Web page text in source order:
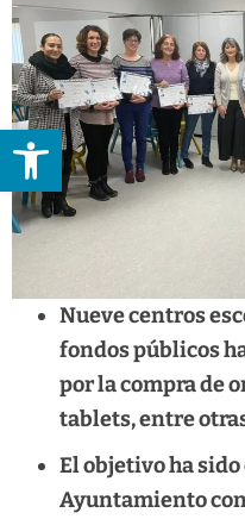
Abrir barra
Nueve centros
fondos públicos
por la compra de
tablets, entre
El objetivo ha
Ayuntamiento